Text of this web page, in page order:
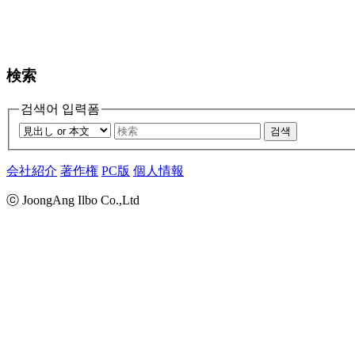
検索
검색어 입력폼
검색
会社紹介 著作権 PC版 個人情報
ⓒ JoongAng Ilbo Co.,Ltd